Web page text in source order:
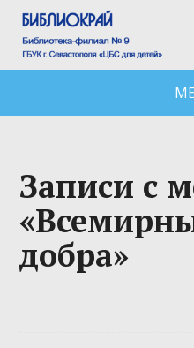
Записи с
добра»